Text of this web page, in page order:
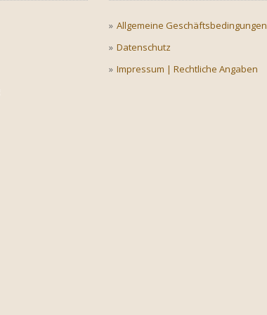
Allgemeine Geschäftsbedingungen
Datenschutz
Impressum | Rechtliche Angaben